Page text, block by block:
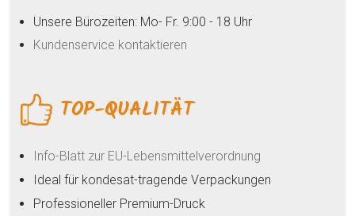
Unsere Bürozeiten: Mo- Fr. 9:00 - 18 Uhr
Kundenservice kontaktieren
TOP-QUALITÄT
Info-Blatt zur EU-Lebensmittelverordnung
Ideal für kondesat-tragende Verpackungen
Professioneller Premium-Druck